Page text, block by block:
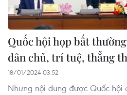
Quốc hội họp bất
dân chủ, trí tuệ, thẳng
18/01/2024 03:52
Những nội dung được Quốc hội